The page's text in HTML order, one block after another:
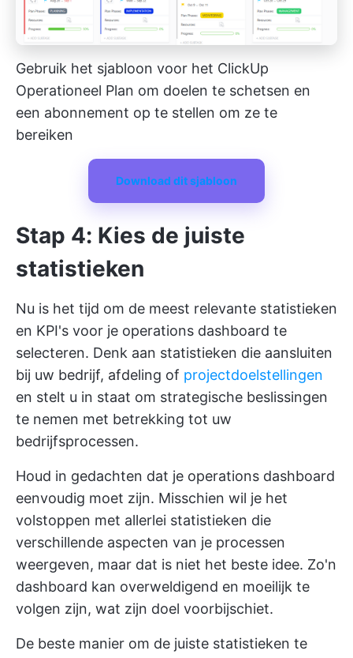
Gebruik het sjabloon voor het ClickUp
Operationeel Plan om doelen te schetsen en
een abonnement op te stellen om ze te
bereiken
Download dit sjabloon
Stap 4: Kies de juiste
statistieken
Nu is het tijd om de meest relevante statistieken
en KPI's voor je operations dashboard te
selecteren. Denk aan statistieken die aansluiten
bij uw bedrijf, afdeling of projectdoelstellingen
en stelt u in staat om strategische beslissingen
te nemen met betrekking tot uw
bedrijfsprocessen.
Houd in gedachten dat je operations dashboard
eenvoudig moet zijn. Misschien wil je het
volstoppen met allerlei statistieken die
verschillende aspecten van je processen
weergeven, maar dat is niet het beste idee. Zo'n
dashboard kan overweldigend en moeilijk te
volgen zijn, wat zijn doel voorbijschiet.
De beste manier om de juiste statistieken te